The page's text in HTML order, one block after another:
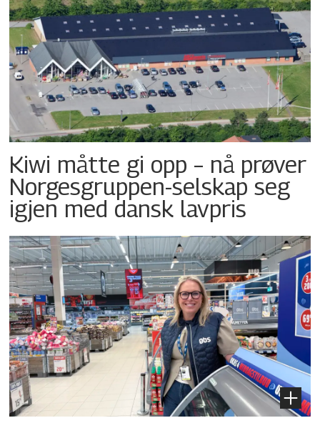
Kiwi måtte gi opp – nå prøver
Norgesgruppen-selskap seg
igjen med dansk lavpris